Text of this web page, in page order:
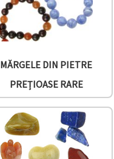
MĂRGELE DIN PIETRE
PREȚIOASE RARE